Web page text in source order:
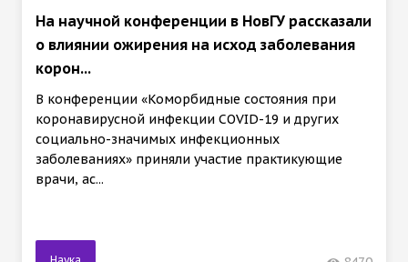
На научной конференции в НовГУ рассказали
о влиянии ожирения на исход заболевания
корон...
В конференции «Коморбидные состояния при
коронавирусной инфекции COVID-19 и других
социально-значимых инфекционных
заболеваниях» приняли участие практикующие
врачи, ас...